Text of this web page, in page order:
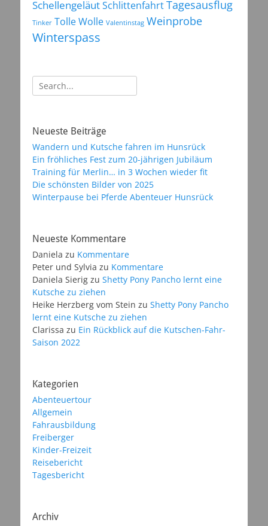
SchellengeläutSchlittenfahrtTagesausflug
Tinker Tolle Wolle Valentinstag Weinprobe
Winterspass
Suchen
nach:
Neueste Beiträge
Wandern und Kutsche fahren im Hunsrück
Ein fröhliches Fest zum 20-jährigen Jubiläum
Training für Merlin… in 3 Wochen wieder fit
Die schönsten Bilder von 2025
Winterpause bei Pferde Abenteuer Hunsrück
Neueste Kommentare
Daniela zu Kommentare
Peter und Sylvia zu Kommentare
Daniela Sierig zu Shetty Pony Pancho lernt eine
Kutsche zu ziehen
Heike Herzberg vom Stein zu Shetty Pony Pancho
lernt eine Kutsche zu ziehen
Clarissa zu Ein Rückblick auf die Kutschen-Fahr-
Saison 2022
Kategorien
Abenteuertour
Allgemein
Fahrausbildung
Freiberger
Kinder-Freizeit
Reisebericht
Tagesbericht
Archiv